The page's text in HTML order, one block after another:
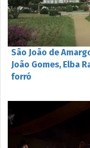
São João de
João Gomes, Elba
forró